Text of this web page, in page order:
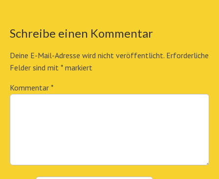
Schreibe einen Kommentar
Deine E-Mail-Adresse wird nicht veröffentlicht. Erforderliche
Felder sind mit * markiert
Kommentar *